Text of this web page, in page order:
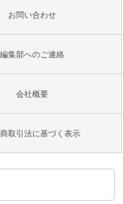
お問い合わせ
編集部へのご連絡
会社概要
取引法に基づく表示